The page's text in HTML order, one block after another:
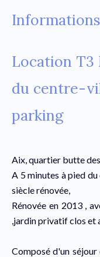
Location T3
du centre-
parking
Aix, quartier butte
A 5 minutes à pied
siècle rénovée,
Rénovée en 2013 ,
,jardin privatif clos et
Composé d'un